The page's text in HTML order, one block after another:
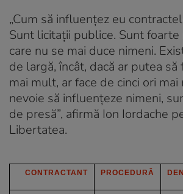
„Cum să influențez eu
Sunt licitații publice. Sunt
care nu se mai duce nimeni.
de largă, încât, dacă ar putea să
mai mult, ar face de cinci ori
nevoie să influențeze nimeni,
de presă”, afirmă Ion Iordache
Libertatea.
CONTRACTANT PROCEDURĂ